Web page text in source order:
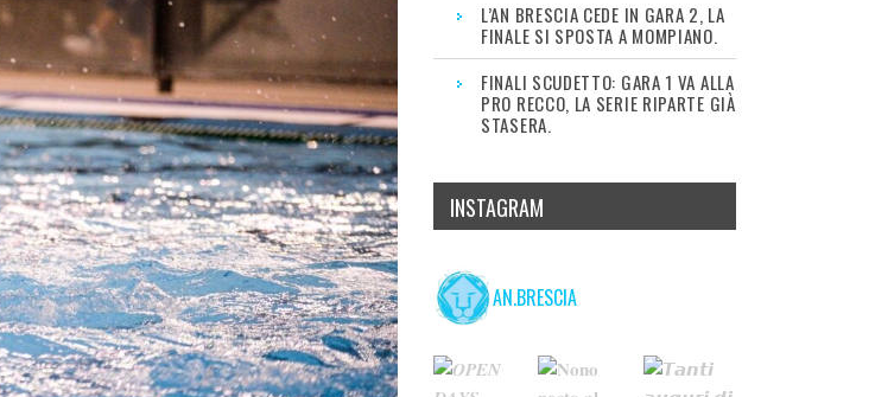
L’AN BRESCIA CEDE IN GARA 2, LA
FINALE SI SPOSTA A MOMPIANO.
FINALI SCUDETTO: GARA 1 VA ALLA
PRO RECCO, LA SERIE RIPARTE GIÀ
STASERA.
INSTAGRAM
AN.BRESCIA